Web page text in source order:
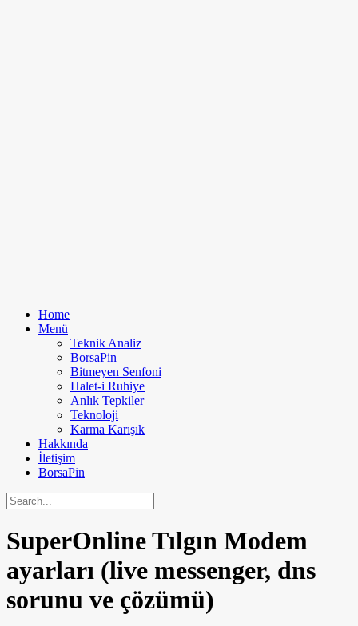
Home
Menü
Teknik Analiz
BorsaPin
Bitmeyen Senfoni
Halet-i Ruhiye
Anlık Tepkiler
Teknoloji
Karma Karışık
Hakkında
İletişim
BorsaPin
SuperOnline Tılgın Modem
ayarları (live messenger, dns
sorunu ve çözümü)